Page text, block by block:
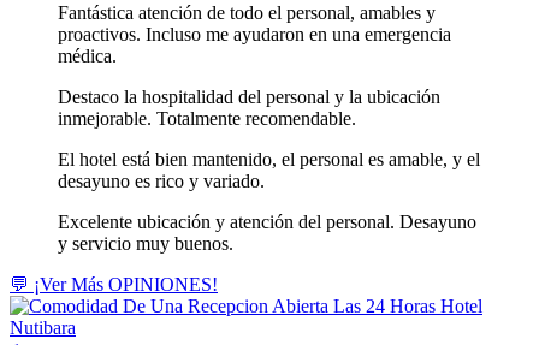
Fantástica atención de todo el personal, amables y
proactivos. Incluso me ayudaron en una emergencia
médica.
Destaco la hospitalidad del personal y la ubicación
inmejorable. Totalmente recomendable.
El hotel está bien mantenido, el personal es amable, y el
desayuno es rico y variado.
Excelente ubicación y atención del personal. Desayuno
y servicio muy buenos.
💬 ¡Ver Más OPINIONES!